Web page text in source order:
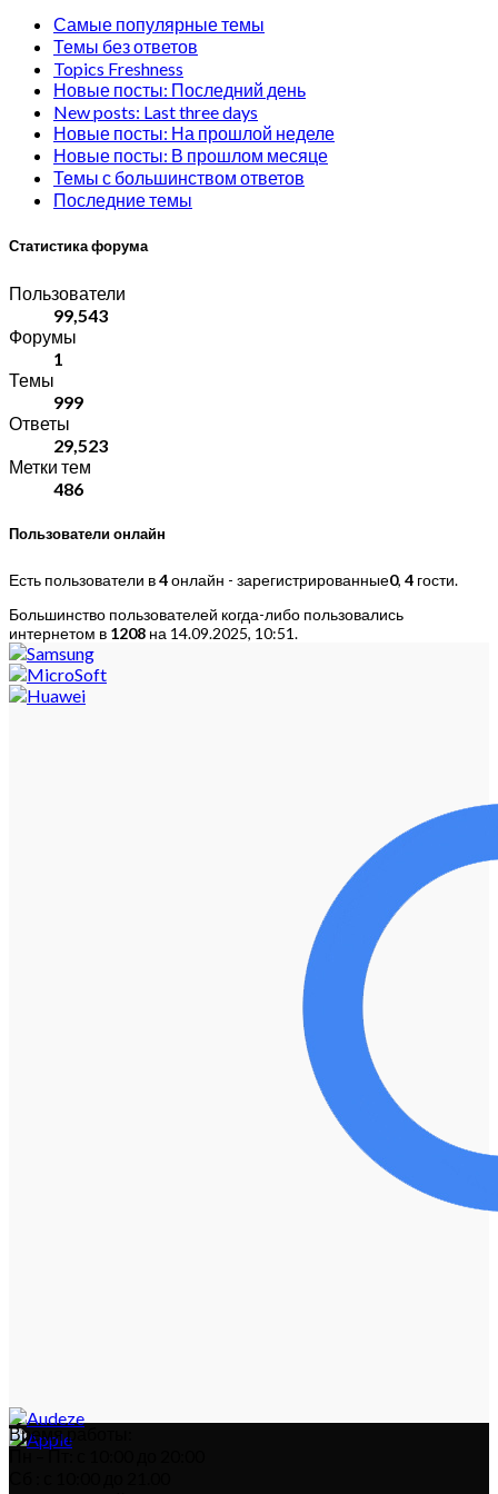
Самые популярные темы
Темы без ответов
Topics Freshness
Новые посты: Последний день
New posts: Last three days
Новые посты: На прошлой неделе
Новые посты: В прошлом месяце
Темы с большинством ответов
Последние темы
Статистика форума
Пользователи
99,543
Форумы
1
Темы
999
Ответы
29,523
Метки тем
486
Пользователи онлайн
Есть пользователи в4онлайн - зарегистрированные0, 4 гости.
Большинство пользователей когда-либо пользовались
интернетом в 1208 на 14.09.2025, 10:51.
Время работы:
Пн – Пт: с 10:00 до 20:00